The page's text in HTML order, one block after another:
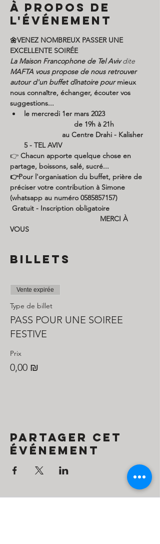
À propos de
l'événement
🌼VENEZ NOMBREUX PASSER UNE
EXCELLENTE SOIRÉE
La Maison Francophone de Tel Aviv dite
MAFTA vous propose de nous retrouver
autour d'un buffet dînatoire pour mieux
nous connaître, échanger, écouter vos
suggestions...
le mercredi 1er mars 2023
de 19h à 21h
au Centre Drahi - Kalisher
5 - TEL AVIV
👉 Chacun apporte quelque chose en
partage, boissons, salé, sucré...
👉Pour l'organisation du buffet, prière de
préciser votre contribution à Simone
(whatsapp au numéro 0585857157)
Gratuit - Inscription obligatoire
MERCI À
VOUS
Billets
Vente expirée
Type de billet
PASS POUR UNE SOIREE
FESTIVE
Prix
0,00 ₪
Partager cet
événement